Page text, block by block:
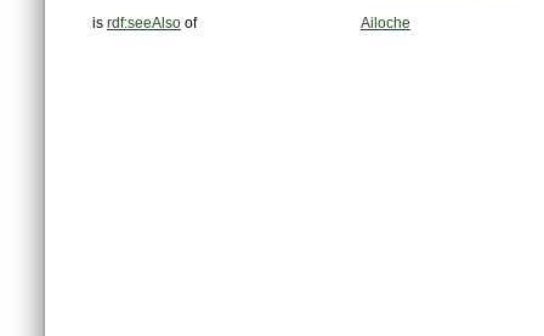
is rdf:seeAlso of Ailoche